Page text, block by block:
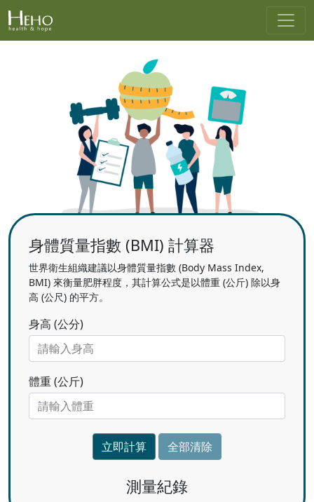
身體質量指數 (BMI) 計算器
世界衛生組織建議以身體質量指數 (Body Mass Index,
BMI) 來衡量肥胖程度，其計算公式是以體重 (公斤) 除以身
高 (公尺) 的平方。
身高 (公分)
體重 (公斤)
立即計算 全部清除
測量紀錄